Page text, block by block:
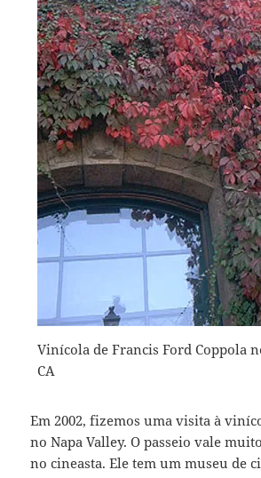
Vinícola de Francis Ford Coppola
CA
Em 2002, fizemos uma visita à
no Napa Valley. O passeio vale
no cineasta. Ele tem um museu de